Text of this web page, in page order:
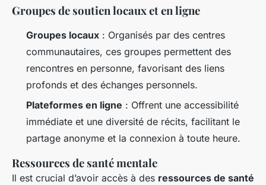
Groupes de soutien locaux et en ligne
Groupes locaux : Organisés par des centres
communautaires, ces groupes permettent des
rencontres en personne, favorisant des liens
profonds et des échanges personnels.
Plateformes en ligne : Offrent une accessibilité
immédiate et une diversité de récits, facilitant le
partage anonyme et la connexion à toute heure.
Ressources de santé mentale
Il est crucial d’avoir accès à des ressources de santé